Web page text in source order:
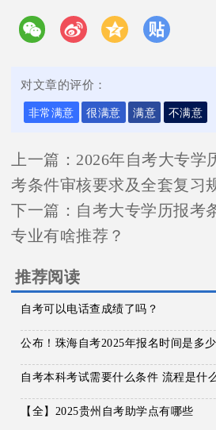
对文章的评价：
非常满意 很满意 满意 不满意
上一篇： 2026年自考大专学
考条件审核要求及全套复习
下一篇： 自考大专学历报考
专业有啥推荐？
推荐阅读
自考可以电话查成绩了吗？
公布！珠海自考2025年报名时间是多少
自考本科考试需要什么条件 流程是什
【全】2025贵州自考助学点有哪些